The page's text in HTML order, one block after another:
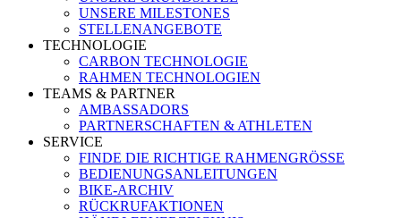
UNSERE MILESTONES
STELLENANGEBOTE
TECHNOLOGIE
CARBON TECHNOLOGIE
RAHMEN TECHNOLOGIEN
TEAMS & PARTNER
AMBASSADORS
PARTNERSCHAFTEN & ATHLETEN
SERVICE
FINDE DIE RICHTIGE RAHMENGRÖSSE
BEDIENUNGSANLEITUNGEN
BIKE-ARCHIV
RÜCKRUFAKTIONEN